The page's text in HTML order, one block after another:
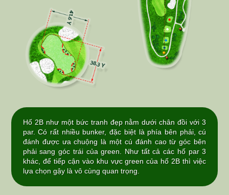
Hố 2B như một bức tranh đẹp nằm dưới chân đồi với 3
par. Có rất nhiều bunker, đặc biệt là phía bên phải, cú
đánh được ưa chuộng là một cú đánh cao từ góc bên
phải sang góc trái của green. Như tất cả các hố par 3
khác, để tiếp cận vào khu vực green của hố 2B thì việc
lựa chọn gậy là vô cùng quan trọng.